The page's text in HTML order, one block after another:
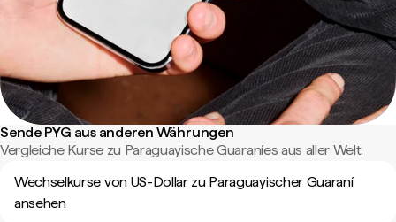
Sende PYG aus anderen Währungen
Vergleiche Kurse zu Paraguayische Guaraníes aus aller Welt.
Wechselkurse von US-Dollar zu Paraguayischer Guaraní
ansehen